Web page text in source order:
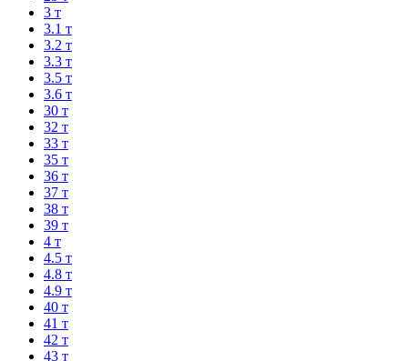
3 т
3.1 т
3.2 т
3.3 т
3.5 т
3.6 т
30 т
32 т
33 т
35 т
36 т
37 т
38 т
39 т
4 т
4.5 т
4.8 т
4.9 т
40 т
41 т
42 т
43 т